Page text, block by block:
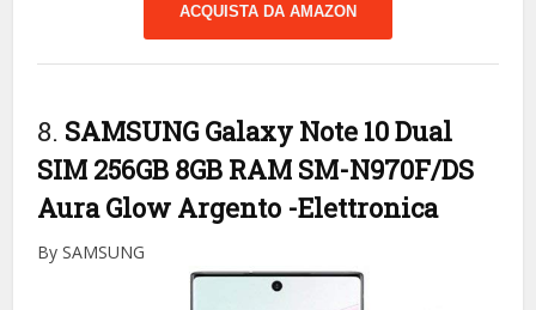
ACQUISTA DA AMAZON
8. SAMSUNG Galaxy Note 10 Dual
SIM 256GB 8GB RAM SM-N970F/DS
Aura Glow Argento -Elettronica
By SAMSUNG